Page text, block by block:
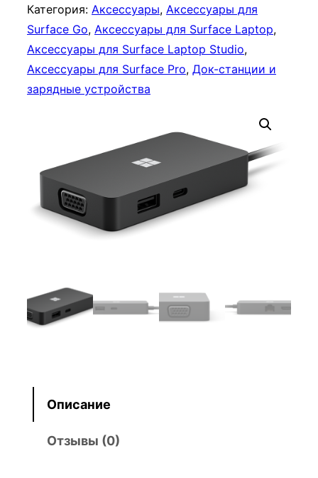
ч
е
с
т
в
в
р
f
a
S
-
Категория: Аксессуары, Аксессуары для
Surface Go, Аксессуары для Surface Laptop
Аксессуары для Surface Laptop Studio
Аксессуары для Surface Pro, Док-станции и
зарядные устройства
Описание
Отзывы (0)